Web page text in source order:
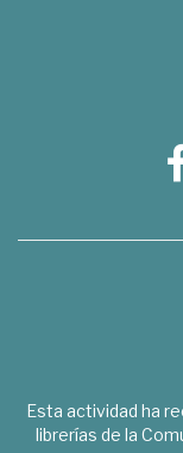
Esta actividad ha
librerías de la